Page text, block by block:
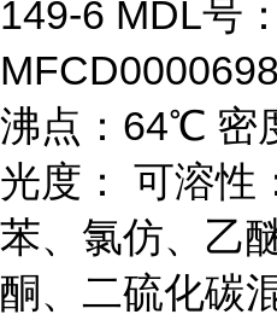
149-6 MDL号：
沸点：64℃ 密
光度： 可溶性
苯、氯仿、乙
酮、二硫化碳